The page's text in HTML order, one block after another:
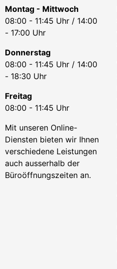
Montag - Mittwoch
08:00 - 11:45 Uhr / 14:00
- 17:00 Uhr
Donnerstag
08:00 - 11:45 Uhr / 14:00
- 18:30 Uhr
Freitag
08:00 - 11:45 Uhr
Mit unseren Online-
Diensten bieten wir Ihnen
verschiedene Leistungen
auch ausserhalb der
Büroöffnungszeiten an.